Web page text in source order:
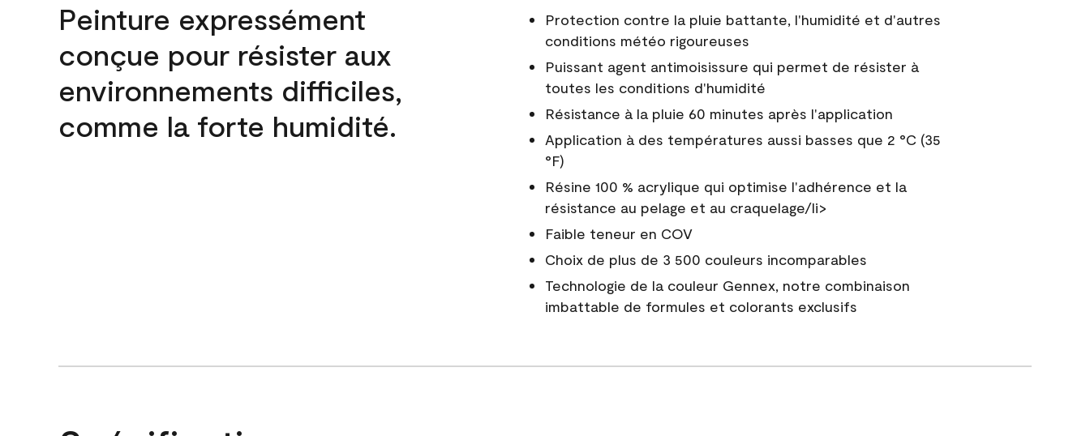
Peinture expressément
conçue pour résister aux
environnements difficiles,
comme la forte humidité.
Protection contre la pluie battante, l'humidité et d'autres
conditions météo rigoureuses
Puissant agent antimoisissure qui permet de résister à
toutes les conditions d'humidité
Résistance à la pluie 60 minutes après l'application
Application à des températures aussi basses que 2 °C (35
°F)
Résine 100 % acrylique qui optimise l'adhérence et la
résistance au pelage et au craquelage/li>
Faible teneur en COV
Choix de plus de 3 500 couleurs incomparables
Technologie de la couleur Gennex, notre combinaison
imbattable de formules et colorants exclusifs